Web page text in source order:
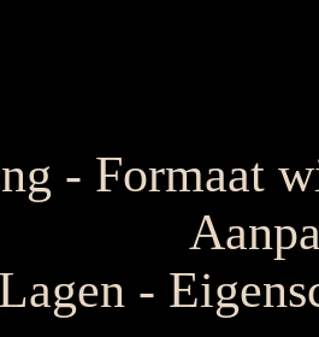
- Formaat
Lagen -